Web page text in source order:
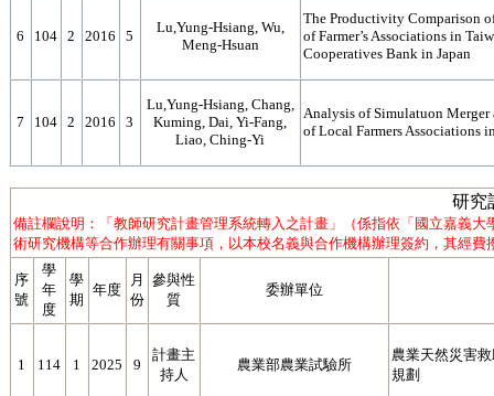
6 104 2 2016 5
Lu,Yung-Hsiang, Wu,
Meng-Hsuan
The Productivity Comparison
of Farmer’s Associations in
Cooperatives Bank in Japan
7 104 2 2016 3
Lu,Yung-Hsiang, Chang,
Kuming, Dai, Yi-Fang,
Liao, Ching-Yi
Analysis of Simulatuon
of Local Farmers Associations
研究
備註欄說明：「教師研究計畫管理系統轉入之計畫」（係指依「國立嘉義
術研究機構等合作辦理有關事項，以本校名義與合作機構辦理簽約，其經費
序
號
學
年
度
學
期
年度
月
份
參與性
質
委辦單位
1 114 1 2025 9
計畫主
持人
農業部農業試驗所
農業天然災害
規劃